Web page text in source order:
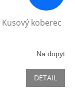
Kusový koberec
Na dopyt
DETAIL